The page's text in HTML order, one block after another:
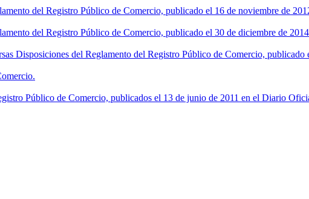
del Registro Público de Comercio, publicado el 16 de noviembre de
del Registro Público de Comercio, publicado el 30 de diciembre de
Disposiciones del Reglamento del Registro Público de Comercio,
Público de Comercio, publicados el 13 de junio de 2011 en el Diario